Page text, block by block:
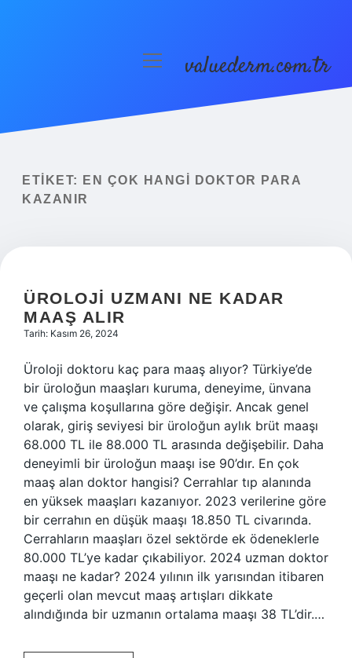
Yasal Uyarı
menüyüvaluederm.com.tr
ETIKET:
EN ÇOK HANGI DOKTOR PARA
KAZANIR
ÜROLOJI UZMANI NE KADAR
MAAŞ ALIR
Tarih: Kasım 26, 2024
Üroloji doktoru kaç para maaş alıyor? Türkiye’de
bir üroloğun maaşları kuruma, deneyime, ünvana
ve çalışma koşullarına göre değişir. Ancak genel
olarak, giriş seviyesi bir üroloğun aylık brüt maaşı
68.000 TL ile 88.000 TL arasında değişebilir. Daha
deneyimli bir üroloğun maaşı ise 90’dır. En çok
maaş alan doktor hangisi? Cerrahlar tıp alanında
en yüksek maaşları kazanıyor. 2023 verilerine göre
bir cerrahın en düşük maaşı 18.850 TL civarında.
Cerrahların maaşları özel sektörde ek ödeneklerle
80.000 TL’ye kadar çıkabiliyor. 2024 uzman doktor
maaşı ne kadar? 2024 yılının ilk yarısından itibaren
geçerli olan mevcut maaş artışları dikkate
alındığında bir uzmanın ortalama maaşı 38 TL’dir.…